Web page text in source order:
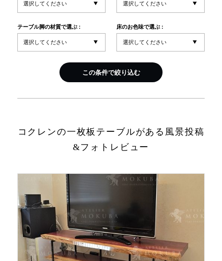
INFORMATION
MOKUBA CHANNEL
よくあるご質問
テーブル脚の材質で選ぶ : 床のお色味で選ぶ :
この条件で絞り込む
コクレンの一枚板テーブルがある風景投稿
&フォトレビュー